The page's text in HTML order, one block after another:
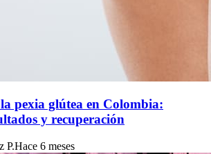
pexia glútea en Colombia:
y recuperación
P.Hace 6 meses